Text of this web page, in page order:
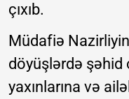
çıxıb.
Müdafiə
döyüşlərdə şəhid
yaxınlarına və